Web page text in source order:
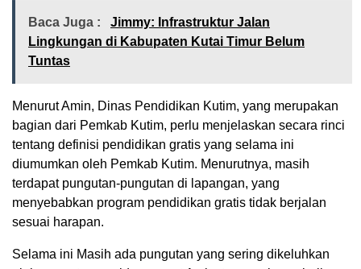
Baca Juga :
Jimmy: Infrastruktur Jalan
Lingkungan di Kabupaten Kutai Timur Belum
Tuntas
Menurut Amin, Dinas Pendidikan Kutim, yang merupakan
bagian dari Pemkab Kutim, perlu menjelaskan secara rinci
tentang definisi pendidikan gratis yang selama ini
diumumkan oleh Pemkab Kutim. Menurutnya, masih
terdapat pungutan-pungutan di lapangan, yang
menyebabkan program pendidikan gratis tidak berjalan
sesuai harapan.
Selama ini Masih ada pungutan yang sering dikeluhkan